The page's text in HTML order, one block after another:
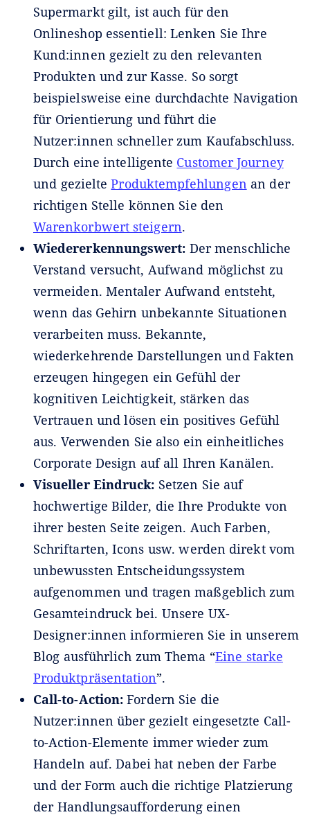
Supermarkt gilt, ist auch für den
Onlineshop essentiell: Lenken Sie Ihre
Kund:innen gezielt zu den relevanten
Produkten und zur Kasse. So sorgt
beispielsweise eine durchdachte Navigation
für Orientierung und führt die
Nutzer:innen schneller zum Kaufabschluss.
Durch eine intelligente Customer Journey
und gezielteProduktempfehlungen an der
richtigen Stelle können Sie den
Warenkorbwert steigern.
Wiedererkennungswert: Der menschliche
Verstand versucht, Aufwand möglichst zu
vermeiden. Mentaler Aufwand entsteht,
wenn das Gehirn unbekannte Situationen
verarbeiten muss. Bekannte,
wiederkehrende Darstellungen und Fakten
erzeugen hingegen ein Gefühl der
kognitiven Leichtigkeit, stärken das
Vertrauen und lösen ein positives Gefühl
aus. Verwenden Sie also ein einheitliches
Corporate Design auf all Ihren Kanälen.
Visueller Eindruck: Setzen Sie auf
hochwertige Bilder, die Ihre Produkte von
ihrer besten Seite zeigen. Auch Farben,
Schriftarten, Icons usw. werden direkt vom
unbewussten Entscheidungssystem
aufgenommen und tragen maßgeblich zum
Gesamteindruck bei. Unsere UX-
Designer:innen informieren Sie in unserem
Blog ausführlich zum Thema “Eine starke
Produktpräsentation”.
Call-to-Action:Fordern Sie die
Nutzer:innen über gezielt eingesetzte Call-
to-Action-Elemente immer wieder zum
Handeln auf. Dabei hat neben der Farbe
und der Form auch die richtige Platzierung
der Handlungsaufforderung einen